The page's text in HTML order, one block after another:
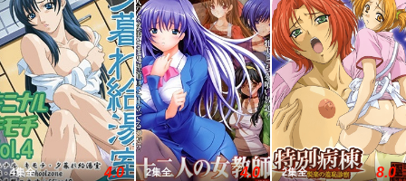
4集全 4.0 2集全 4.0 2集全 8.0